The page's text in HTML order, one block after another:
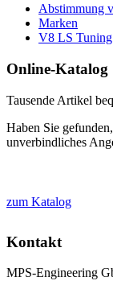
Abstimmung
Marken
V8 LS
Online-Katalog
Tausende Artikel
Haben Sie
unverbindliches
zum Katalog
Kontakt
MPS-Engineering